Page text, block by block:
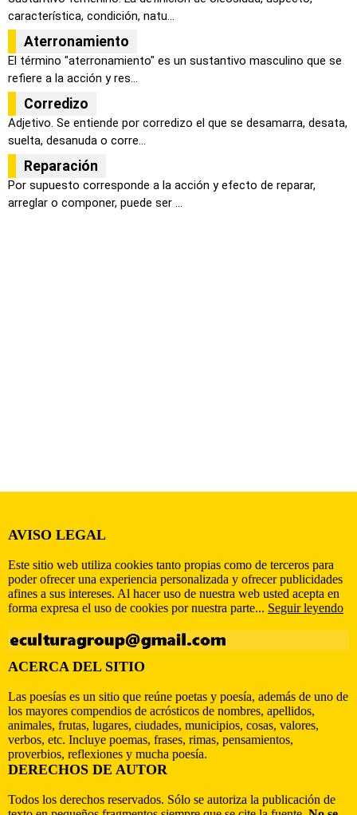
característica, condición, natu...
Aterronamiento
El término "aterronamiento" es un sustantivo masculino que se
refiere a la acción y res...
Corredizo
Adjetivo. Se entiende por corredizo el que se desamarra, desata,
suelta, desanuda o corre...
Reparación
Por supuesto corresponde a la acción y efecto de reparar,
arreglar o componer, puede ser ...
AVISO LEGAL
Este sitio web utiliza cookies tanto propias como de terceros para
poder ofrecer una experiencia personalizada y ofrecer publicidades
afines a sus intereses. Al hacer uso de nuestra web usted acepta en
forma expresa el uso de cookies por nuestra parte... Seguir leyendo
ACERCA DEL SITIO
Las poesías es un sitio que reúne poetas y poesía, además de uno de
los mayores compendios de acrósticos de nombres, apellidos,
animales, frutas, lugares, ciudades, municipios, cosas, valores,
verbos, etc. Incluye poemas, frases, rimas, pensamientos,
proverbios, reflexiones y mucha poesía.
DERECHOS DE AUTOR
Todos los derechos reservados. Sólo se autoriza la publicación de